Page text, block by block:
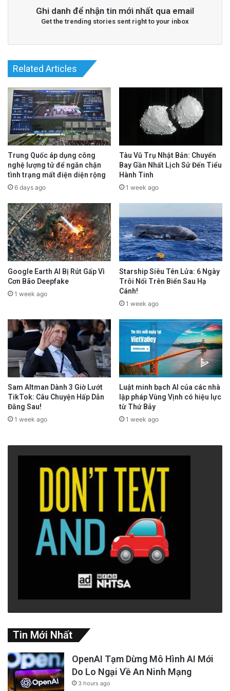
Ghi danh để nhận tin mới nhất qua email
Get the trending stories sent right to your inbox
Related Articles
Trung Quốc áp dụng công
nghệ lượng tử để ngăn chặn
tình trạng mất điện diện rộng
6 days ago
Tàu Vũ Trụ Nhật Bản: Chuyến
Bay Gần Nhất Lịch Sử Đến Tiểu
Hành Tinh
1 week ago
Google Earth AI Bị Rút Gấp Vì
Cơn Bão Deepfake
1 week ago
Starship Siêu Tên Lửa: 6 Ngày
Trôi Nổi Trên Biển Sau Hạ
Cánh!
1 week ago
Sam Altman Dành 3 Giờ Lướt
TikTok: Câu Chuyện Hấp Dẫn
Đằng Sau!
1 week ago
Luật minh bạch AI của các nhà
lập pháp Vùng Vịnh có hiệu lực
từ Thứ Bảy
1 week ago
Tin Mới Nhất
OpenAI Tạm Dừng Mô Hình AI Mới
Do Lo Ngại Về An Ninh Mạng
3 hours ago